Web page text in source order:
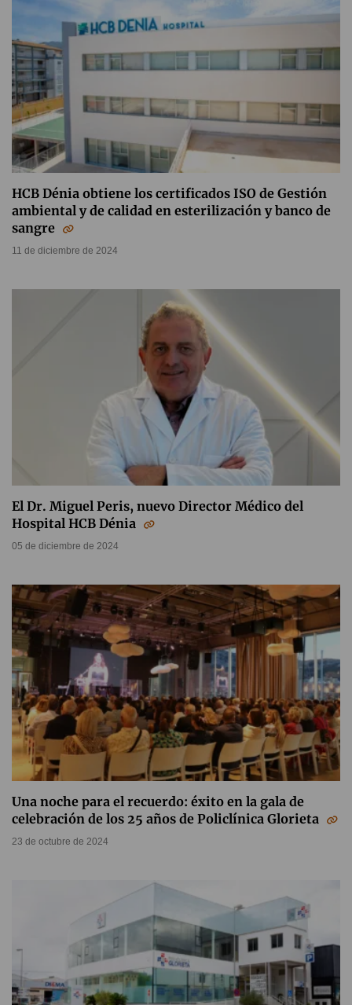
HCB Dénia obtiene los certificados ISO de Gestión
ambiental y de calidad en esterilización y banco de
sangre
11 de diciembre de 2024
El Dr. Miguel Peris, nuevo Director Médico del
Hospital HCB Dénia
05 de diciembre de 2024
Una noche para el recuerdo: éxito en la gala de
celebración de los 25 años de Policlínica Glorieta
23 de octubre de 2024